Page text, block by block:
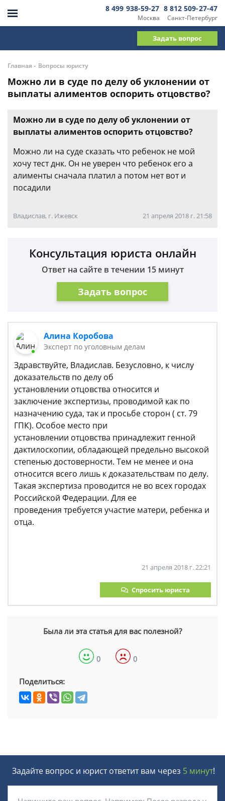
Москва
8 499 938-59-27
Санкт-Петербург
8 812 509-27-47
Задать вопрос
Главная - Вопросы юристу
Можно ли в суде по делу об уклонении от
выплаты алиментов оспорить отцовство?
Можно ли в суде по делу об уклонении от
выплаты алиментов оспорить отцовство?
Можно ли на суде сказать что ребенок не мой
хочу тест днк. Он не уверен что ребенок его а
алименты сначала платил а потом нет вот и
посадили
Владислав, г. Ижевск 21 апреля 2018 г. 21:58
Консультация юриста онлайн
Ответ на сайте в течении 15 минут
Задать вопрос
Алина Коробова
Эксперт по уголовным делам
Здравствуйте, Владислав. Безусловно, к числу
доказательств по делу об
установлении отцовства относится и
заключение экспертизы, проводимой как по
назначению суда, так и просьбе сторон ( ст. 79
ГПК). Особое место при
установлении отцовства принадлежит генной
дактилоскопии, обладающей предельно высокой
степенью достоверности. Тем не менее и она
относится всего лишь к доказательствам по делу.
Такая экспертиза проводится не во всех городах
Российской Федерации. Для ее
проведения требуется участие матери, ребенка и
отца.
21 апреля 2018 г. 22:21
Спросить юриста
Была ли эта статья для вас полезной?
0 0
Поделиться:
Задайте вопрос и юрист ответит вам через 5 минут!